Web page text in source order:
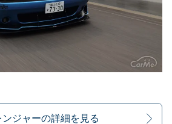
ジャーの詳細を見る